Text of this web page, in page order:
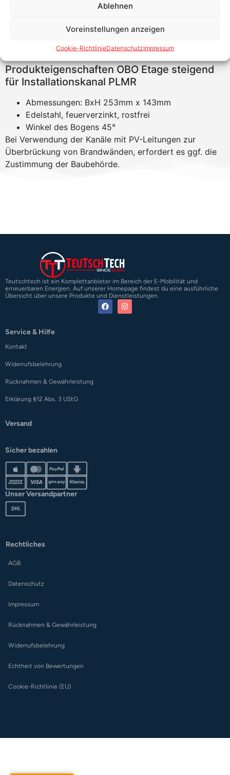
Ablehnen
Voreinstellungen anzeigen
Cookie-RichtlinieDatenschutzImpressum
Unkomplizierte Montage
Feuerwiderstand bis 90 Minuten
Produkteigenschaften OBO Etage steigend
für Installationskanal PLMR
Abmessungen: BxH 253mm x 143mm
Edelstahl, feuerverzinkt, rostfrei
Winkel des Bogens 45°
Bei Verwendung der Kanäle mit PV-Leitungen zur
Überbrückung von Brandwänden, erfordert es ggf. die
Zustimmung der Baubehörde.
Teutschtech ist ein Komplettanbieter im Bereich der E-Mobilität und
erneuerbaren Energien. Auf unserer Homepage findest du eine ausführliche
Übersicht über unsere Produkte und Dienstleistungen.
Service & Hilfe
Kontakt
Widerrufsbelehrung
Rücknahmen & Gewährleistung
Erklärung §12 Abs. 3 UStG
Versand
Sicher bezahlen
Unser Versandpartner
Rechtliches
AGB
Datenschutz
Impressum
Rücknahmen & Gewährleistung
Widerrufsbelehrung
Echtheit von Bewertungen
Cookie-Richtlinie (EU)